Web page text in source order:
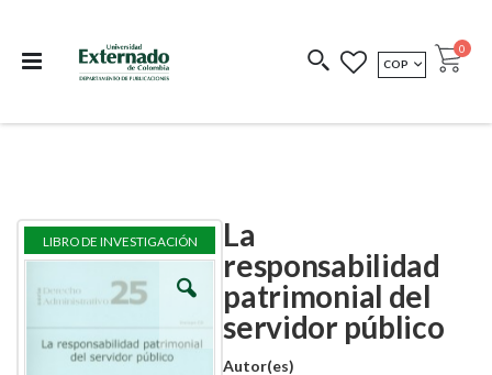
COEDICIONES REDIMIR CÓDIGO
MONEDA
COP Cart
0
La
responsabilidad
patrimonial del
servidor público
Autor(es)
Skip
the
end
images
Skip
the
beginning
images
LIBRO DE INVESTIGACIÓN